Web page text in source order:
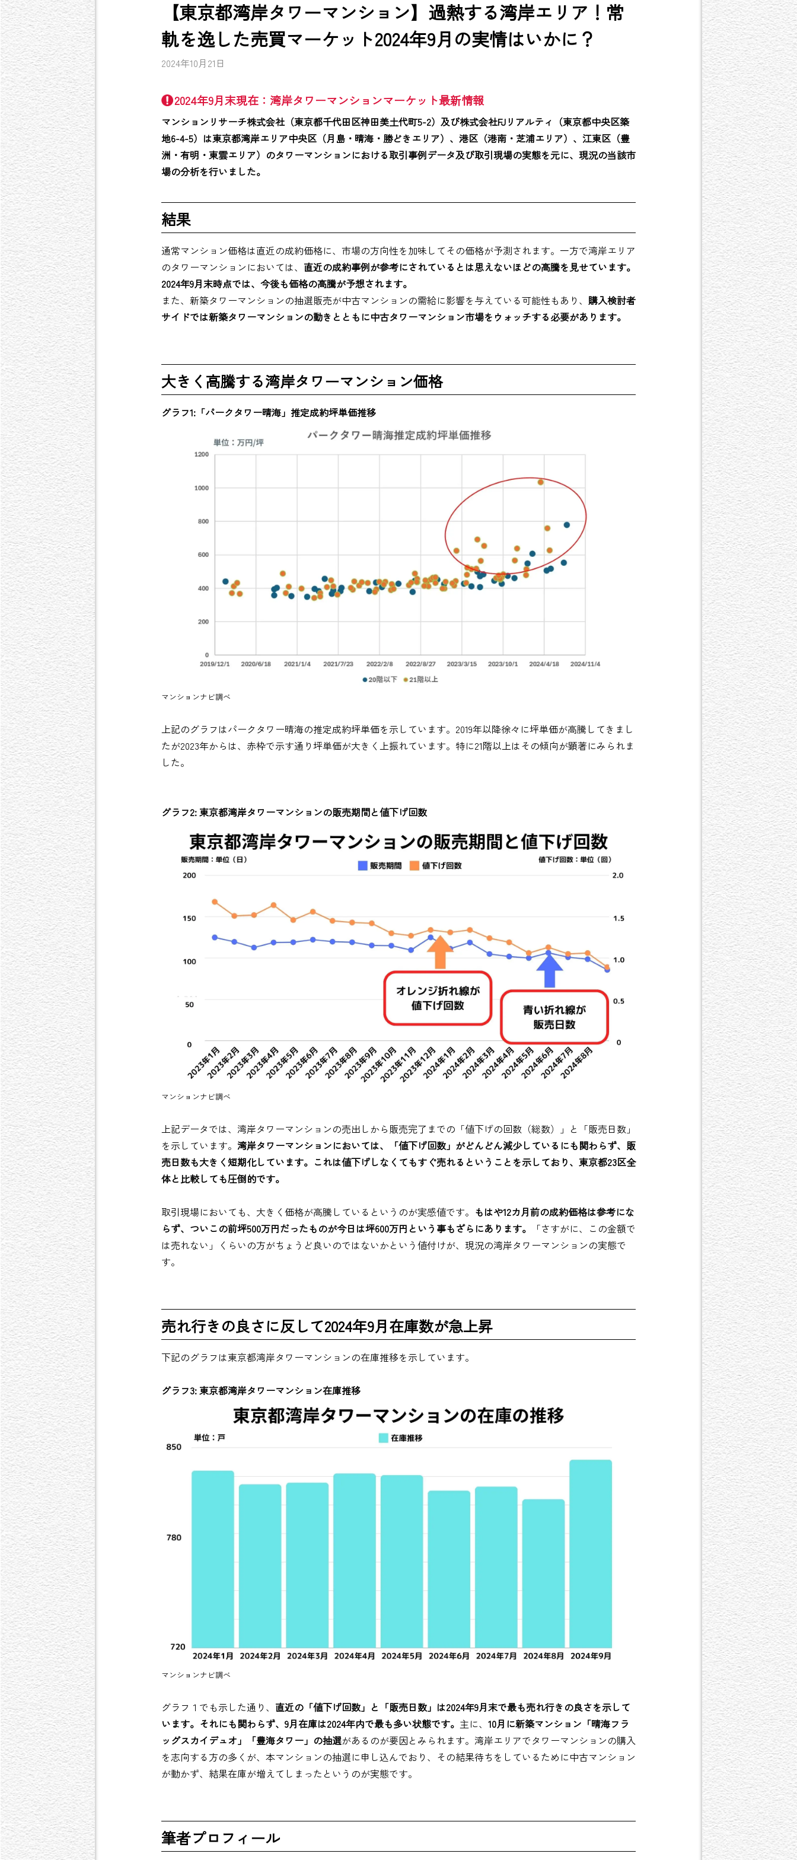
【東京都湾岸タワーマンション】過熱する湾岸エリア！常
軌を逸した売買マーケット2024年9月の実情はいかに？
2024年10月21日
2024年9月末現在：湾岸タワーマンションマーケット最新情報
マンションリサーチ株式会社（東京都千代田区神田美土代町5-2）及び株式会社FJリアルティ（東京都中央区築
地6-4-5）は東京都湾岸エリア中央区（月島・晴海・勝どきエリア）、港区（港南・芝浦エリア）、江東区（豊
洲・有明・東雲エリア）のタワーマンションにおける取引事例データ及び取引現場の実態を元に、現況の当該市
場の分析を行いました。
結果
通常マンション価格は直近の成約価格に、市場の方向性を加味してその価格が予測されます。一方で湾岸エリア
のタワーマンションにおいては、 直近の成約事例が参考にされているとは思えないほどの高騰を見せています。
2024年9月末時点では、今後も価格の高騰が予想されます。
また、新築タワーマンションの抽選販売が中古マンションの需給に影響を与えている可能性もあり、 購入検討者
サイドでは新築タワーマンションの動きとともに中古タワーマンション市場をウォッチする必要があります。
大きく高騰する湾岸タワーマンション価格
グラフ1:「パークタワー晴海」推定成約坪単価推移
マンションナビ調べ
上記のグラフはパークタワー晴海の推定成約坪単価を示しています。2019年以降徐々に坪単価が高騰してきまし
たが2023年からは、赤枠で示す通り坪単価が大きく上振れています。特に21階以上はその傾向が顕著にみられま
した。
グラフ2: 東京都湾岸タワーマンションの販売期間と値下げ回数
マンションナビ調べ
上記データでは、湾岸タワーマンションの売出しから販売完了までの「値下げの回数（総数）」と「販売日数」
を示しています。 湾岸タワーマンションにおいては、「値下げ回数」がどんどん減少しているにも関わらず、販
売日数も大きく短期化しています。これは値下げしなくてもすぐ売れるということを示しており、東京都23区全
体と比較しても圧倒的です。
取引現場においても、大きく価格が高騰しているというのが実感値です。 もはや12カ月前の成約価格は参考にな
らず、ついこの前坪500万円だったものが今日は坪600万円という事もざらにあります。
「さすがに、この金額で
は売れない」くらいの方がちょうど良いのではないかという値付けが、現況の湾岸タワーマンションの実態で
す。
売れ行きの良さに反して2024年9月在庫数が急上昇
下記のグラフは東京都湾岸タワーマンションの在庫推移を示しています。
グラフ3: 東京都湾岸タワーマンション在庫推移
マンションナビ調べ
グラフ１でも示した通り、 直近の「値下げ回数」と「販売日数」は2024年9月末で最も売れ行きの良さを示して
います。それにも関わらず、9月在庫は2024年内で最も多い状態です。 主に、 10月に新築マンション「晴海フラ
ッグスカイデュオ」「豊海タワー」の抽選があるのが要因とみられます。湾岸エリアでタワーマンションの購入
を志向する方の多くが、本マンションの抽選に申し込んでおり、その結果待ちをしているために中古マンション
が動かず、結果在庫が増えてしまったというのが実態です。
筆者プロフィール